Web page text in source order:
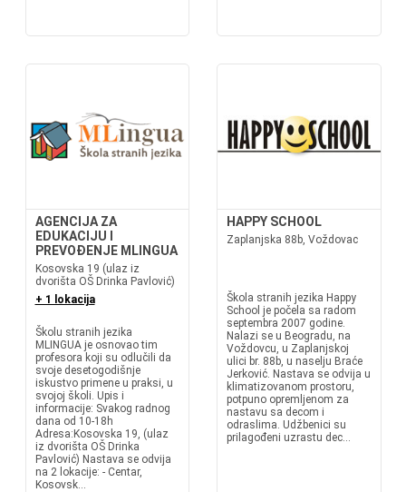
AGENCIJA ZA
EDUKACIJU I
PREVOĐENJE MLINGUA
Kosovska 19 (ulaz iz
dvorišta OŠ Drinka Pavlović)
+ 1 lokacija
Školu stranih jezika
MLINGUA je osnovao tim
profesora koji su odlučili da
svoje desetogodišnje
iskustvo primene u praksi, u
svojoj školi. Upis i
informacije: Svakog radnog
dana od 10-18h
Adresa:Kosovska 19, (ulaz
iz dvorišta OŠ Drinka
Pavlović) Nastava se odvija
na 2 lokacije: - Centar,
Kosovsk...
HAPPY SCHOOL
Zaplanjska 88b, Voždovac
Škola stranih jezika Happy
School je počela sa radom
septembra 2007 godine.
Nalazi se u Beogradu, na
Voždovcu, u Zaplanjskoj
ulici br. 88b, u naselju Braće
Jerković. Nastava se odvija u
klimatizovanom prostoru,
potpuno opremljenom za
nastavu sa decom i
odraslima. Udžbenici su
prilagođeni uzrastu dec...